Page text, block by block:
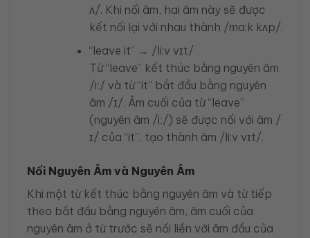
ʌ/. Khi nối âm, hai âm này sẽ được
kết nối lại với nhau thành /ma:k kʌp/.
“leave it” → /li:v vɪt/
Từ “leave” kết thúc bằng nguyên âm
/iː/ và từ “it” bắt đầu bằng nguyên
âm /ɪ/. Âm cuối của từ “leave”
(nguyên âm /iː/) sẽ được nối với âm /
ɪ/ của “it”, tạo thành âm /li:v vɪt/.
Nối Nguyên Âm và Nguyên Âm
Khi một từ kết thúc bằng nguyên âm và từ tiếp
theo bắt đầu bằng nguyên âm, âm cuối của
nguyên âm ở từ trước sẽ nối liền với âm đầu của